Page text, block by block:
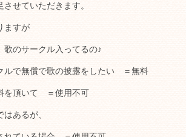
せていただきます。
ますが
のサークル入ってるの♪
ルで無償で歌の披露をしたい ＝無料
を頂いて ＝使用不可
はあるが、